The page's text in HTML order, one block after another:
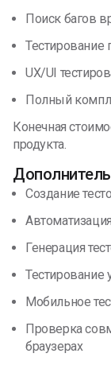
Поиск багов
Тестирование
UX/UI
Полный
Конечная
продукта.
Создание
Генерация
Тестирование
Мобильное
Проверка
браузерах